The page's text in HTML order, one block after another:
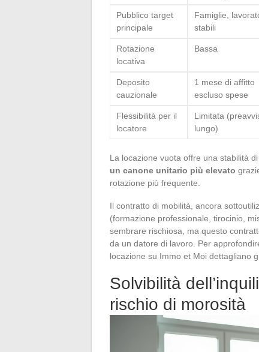
Pubblico target
principale
Famiglie,
stabili
Rotazione
locativa
Bassa
Deposito
cauzionale
1 mese di affitto
escluso spese
Flessibilità per il
locatore
Limitata
lungo)
La locazione vuota offre una stabilità
un canone unitario più elevato
rotazione più frequente.
Il contratto di mobilità, ancora
(formazione professionale, tirocinio,
sembrare rischiosa, ma questo
da un datore di lavoro. Per
locazione su Immo et Moi dettagliano
Solvibilità
rischio di morosità